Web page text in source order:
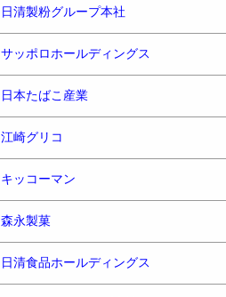
日清製粉グループ本社
サッポロホールディングス
日本たばこ産業
江崎グリコ
キッコーマン
森永製菓
日清食品ホールディングス